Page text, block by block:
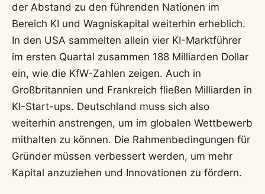
der Abstand zu den führenden Nationen im
Bereich KI und Wagniskapital weiterhin erheblich.
In den USA sammelten allein vier KI-Marktführer
im ersten Quartal zusammen 188 Milliarden Dollar
ein, wie die KfW-Zahlen zeigen. Auch in
Großbritannien und Frankreich fließen Milliarden in
KI-Start-ups. Deutschland muss sich also
weiterhin anstrengen, um im globalen Wettbewerb
mithalten zu können. Die Rahmenbedingungen für
Gründer müssen verbessert werden, um mehr
Kapital anzuziehen und Innovationen zu fördern.